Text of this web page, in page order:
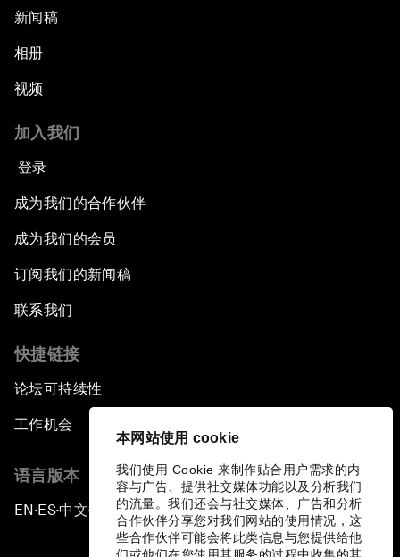
本网站使用 cookie
我们使用 Cookie 来制作贴合用户需求的内
容与广告、提供社交媒体功能以及分析我们
的流量。我们还会与社交媒体、广告和分析
合作伙伴分享您对我们网站的使用情况，这
些合作伙伴可能会将此类信息与您提供给他
新闻稿
相册
视频
加入我们
登录
成为我们的合作伙伴
成为我们的会员
订阅我们的新闻稿
联系我们
快捷链接
论坛可持续性
工作机会
语言版本
EN ▪ES▪中文▪ 日本語